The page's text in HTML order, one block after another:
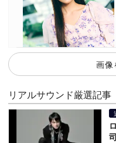
画像
リアルサウンド厳選記事
司